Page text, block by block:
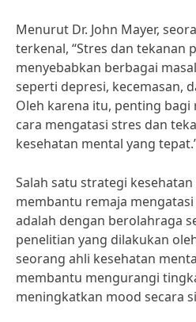
Menurut Dr. John Mayer,
terkenal, “Stres dan tekanan
menyebabkan berbagai
seperti depresi, kecemasan,
Oleh karena itu, penting
cara mengatasi stres dan
kesehatan mental yang
Salah satu strategi
membantu remaja
adalah dengan berolahraga
penelitian yang dilakukan
seorang ahli kesehatan
membantu mengurangi
meningkatkan mood secara